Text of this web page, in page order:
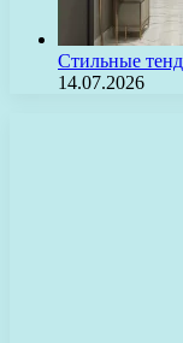
Стильные
14.07.2026